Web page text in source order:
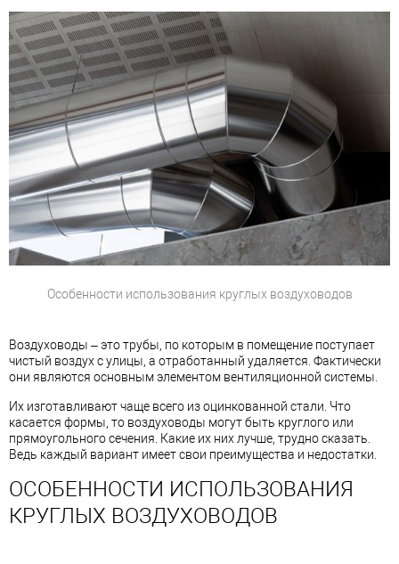
Воздуховоды – это трубы, по которым в помещение поступает
чистый воздух с улицы, а отработанный удаляется. Фактически
они являются основным элементом вентиляционной системы.
Их изготавливают чаще всего из оцинкованной стали. Что
касается формы, то воздуховоды могут быть круглого или
прямоугольного сечения. Какие их них лучше, трудно сказать.
Ведь каждый вариант имеет свои преимущества и недостатки.
ОСОБЕННОСТИ ИСПОЛЬЗОВАНИЯ
КРУГЛЫХ ВОЗДУХОВОДОВ
Особенности использования круглых воздуховодов